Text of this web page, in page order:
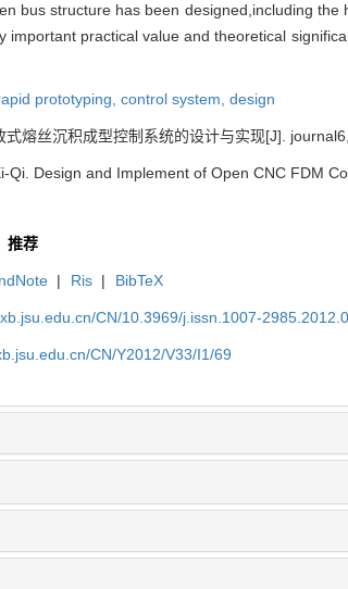
bus structure has been designed,including
important practical value and theoretical
prototyping, control system, design
式熔丝沉积成型控制系统的设计与实现[J].
Qi. Design and Implement of Open CNC FDM
推荐
| Ris | BibTeX
CN/10.3969/j.issn.1007-
CN/Y2012/V33/I1/69